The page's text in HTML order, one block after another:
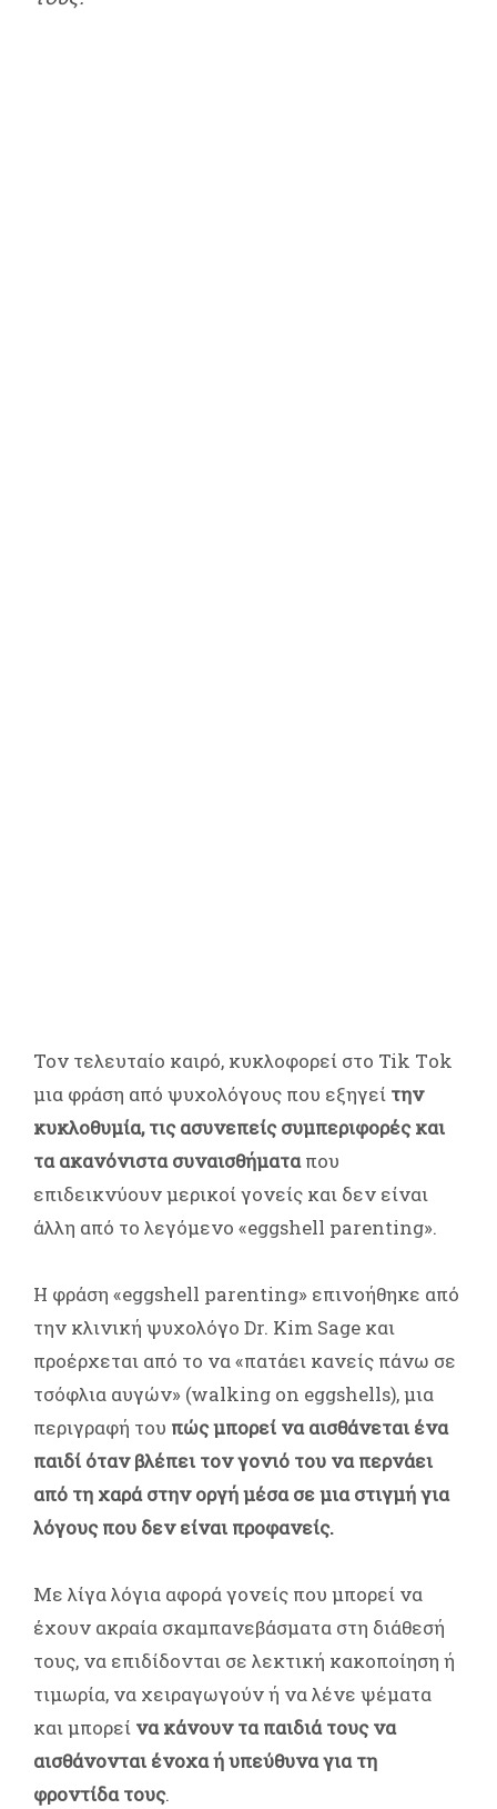
Τον τελευταίο καιρό, κυκλοφορεί στο Tik Tοk
μια φράση από ψυχολόγους που εξηγεί την
κυκλοθυμία, τις ασυνεπείς συμπεριφορές και
τα ακανόνιστα συναισθήματαπου
επιδεικνύουν μερικοί γονείς και δεν είναι
άλλη από το λεγόμενο «eggshell parenting».
Η φράση «eggshell parenting» επινοήθηκε από
την κλινική ψυχολόγο Dr. Kim Sage και
προέρχεται από το να «πατάει κανείς πάνω σε
τσόφλια αυγών» (walking on eggshells), μια
περιγραφή του πώς μπορεί να αισθάνεται ένα
παιδί όταν βλέπει τον γονιό του να περνάει
από τη χαρά στην οργή μέσα σε μια στιγμή για
λόγους που δεν είναι προφανείς.
Με λίγα λόγια αφορά γονείς που μπορεί να
έχουν ακραία σκαμπανεβάσματα στη διάθεσή
τους, να επιδίδονται σε λεκτική κακοποίηση ή
τιμωρία, να χειραγωγούν ή να λένε ψέματα
και μπορεί να κάνουν τα παιδιά τους να
αισθάνονται ένοχα ή υπεύθυνα για τη
φροντίδα τους.